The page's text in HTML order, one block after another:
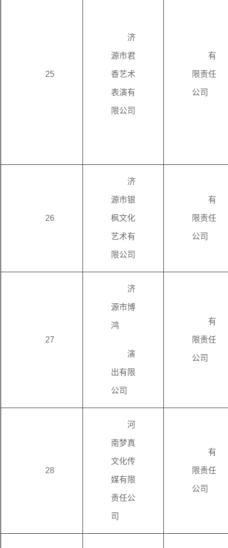
25
济
源市君
香艺术
表演有
限公司
有
限责任
公司
26
济
源市银
枫文化
艺术有
限公司
有
限责任
公司
27
济
源市博
鸿
演
出有限
公司
有
限责任
公司
28
河
南梦真
文化传
媒有限
责任公
司
有
限责任
公司